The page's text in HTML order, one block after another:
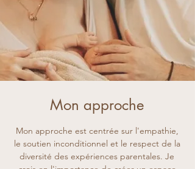
Mon approche
Mon approche est centrée sur l'empathie,
le soutien inconditionnel et le respect de la
diversité des expériences parentales. Je